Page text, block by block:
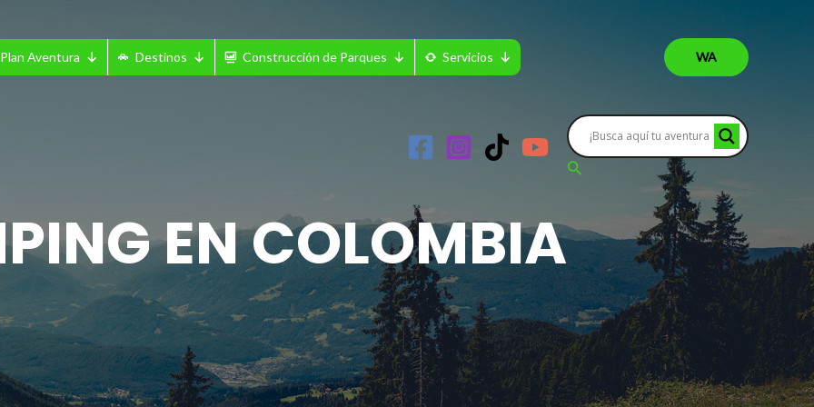
Plan Aventura Destinos Construcción de Parques Servicios WA
Buscar
EN COLOMBIA